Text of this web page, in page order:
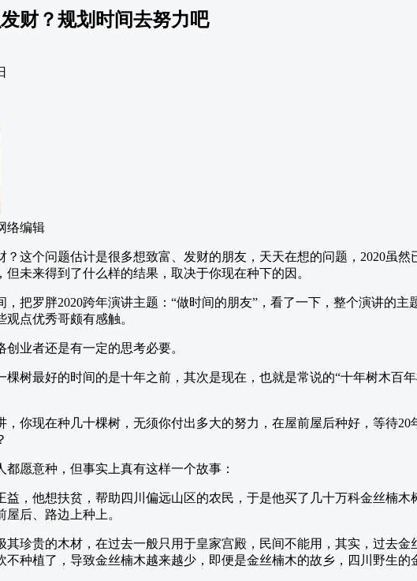
财？规划时间去努力吧
络编辑
？这个问题估计是很多想致富、发财的朋友，天天在想的问题，2020虽然
但未来得到了什么样的结果，取决于你现在种下的因。
，把罗胖2020跨年演讲主题：“做时间的朋友”，看了一下，整个演讲的
观点优秀哥颇有感触。
创业者还是有一定的思考必要。
棵树最好的时间的是十年之前，其次是现在，也就是常说的“十年树木百
，你现在种几十棵树，无须你付出多大的努力，在屋前屋后种好，等待
都愿意种，但事实上真有这样一个故事：
益，他想扶贫，帮助四川偏远山区的农民，于是他买了几十万科金丝楠木
屋后、路边上种上。
其珍贵的木材，在过去一般只用于皇家宫殿，民间不能用，其实，过去
不种植了，导致金丝楠木越来越少，即便是金丝楠木的故乡，四川野生的